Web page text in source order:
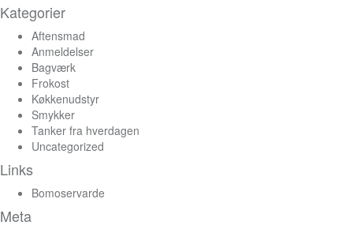
Kategorier
Aftensmad
Anmeldelser
Bagværk
Frokost
Køkkenudstyr
Smykker
Tanker fra hverdagen
Uncategorized
Links
Bomoservarde
Meta